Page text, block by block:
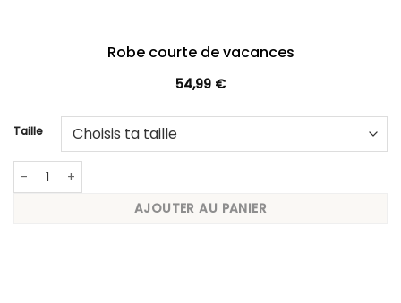
Robe courte de vacances
54,99 €
Taille
quantité de Robe courte de vacances
AJOUTER AU PANIER